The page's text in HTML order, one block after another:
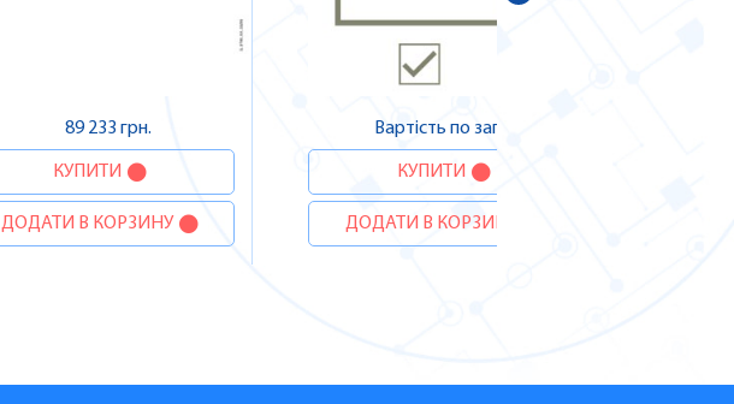
89 233 грн.
КУПИТИ
ДОДАТИ В КОРЗИНУ
Вартість по запиту
КУПИТИ
ДОДАТИ В КОРЗИНУ